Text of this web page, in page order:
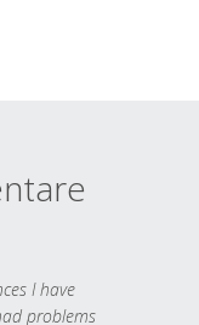
I have
problems